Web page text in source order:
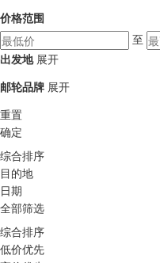
价格范围
至
出发地 展开
邮轮品牌 展开
重置
确定
综合排序
目的地
日期
全部筛选
综合排序
低价优先